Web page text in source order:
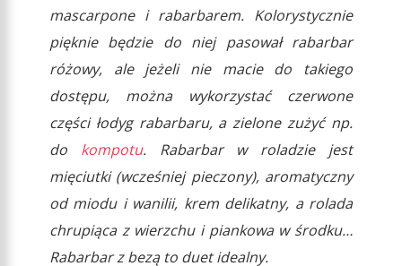
mascarpone i rabarbarem. Kolorystycznie
pięknie będzie do niej pasował rabarbar
różowy, ale jeżeli nie macie do takiego
dostępu, można wykorzystać czerwone
części łodyg rabarbaru, a zielone zużyć np.
do kompotu. Rabarbar w roladzie jest
mięciutki (wcześniej pieczony), aromatyczny
od miodu i wanilii, krem delikatny, a rolada
chrupiąca z wierzchu i piankowa w środku…
Rabarbar z bezą to duet idealny.